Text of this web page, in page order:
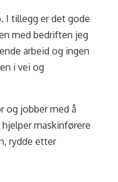
I tillegg er det gode
med bedriften jeg
arbeid og ingen
i vei og
og jobber med å
maskinførere
rydde etter